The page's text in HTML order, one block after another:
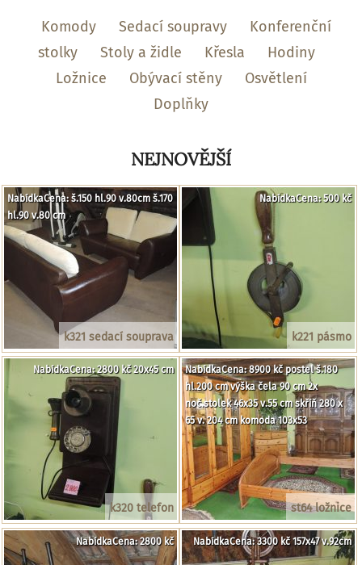
Komody Sedací soupravy
Konferenční
stolky
Stoly a židle Křesla
Hodiny
Ložnice
Obývací stěny
Osvětlení
Doplňky
NEJNOVĚJŠÍ
k321 sedací souprava
NabídkaCena: š.150 hl.90 v.80cm š.170
hl.90 v.80 cm
k221 pásmo
NabídkaCena: 500 kč
k320 telefon
NabídkaCena: 2800 kč 20x45 cm
st64 ložnice
NabídkaCena: 8900 kč postel š.180
hl.200 cm výška čela 90 cm 2x
noč.stolek 46x35 v.55 cm skříň 280 x
65 v. 204 cm komoda 103x53
NabídkaCena: 2800 kč NabídkaCena: 3300 kč 157x47 v.92cm